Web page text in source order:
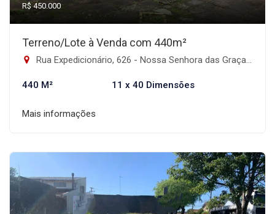
R$ 450.000
Terreno/Lote à Venda com 440m²
Rua Expedicionário, 626 - Nossa Senhora das Graças, Canoas-RS
440 M² 11 x 40 Dimensões
Mais informações